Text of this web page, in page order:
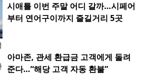
시애틀 이번 주말 어디 갈까…시페어
부터 연어구이까지 즐길거리 5곳
아마존, 관세 환급금 고객에게 돌려
준다…“해당 고객 자동 환불”